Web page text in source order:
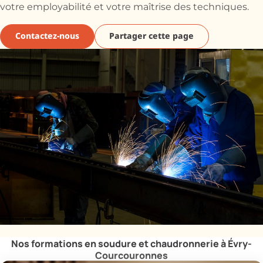
votre employabilité et votre maîtrise des techniques.
Contactez-nous Partager cette page
Nos formations en soudure et chaudronnerie à Évry-
Courcouronnes